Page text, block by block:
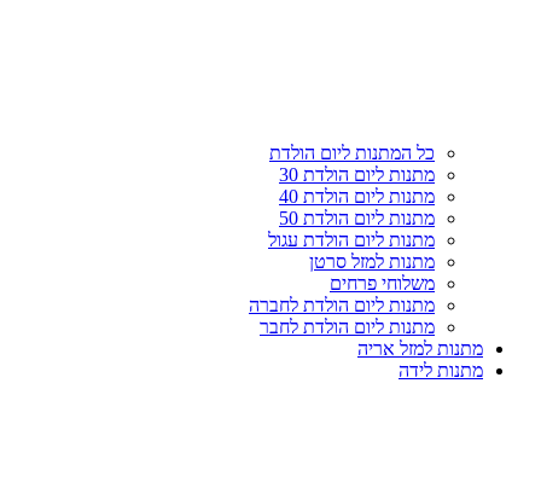
כל המתנות ליום הולדת
מתנות ליום הולדת 30
מתנות ליום הולדת 40
מתנות ליום הולדת 50
מתנות ליום הולדת עגול
מתנות למזל סרטן
משלוחי פרחים
מתנות ליום הולדת לחברה
מתנות ליום הולדת לחבר
מתנות למזל אריה
מתנות לידה